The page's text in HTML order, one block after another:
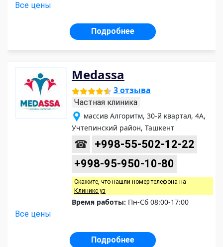
Все цены
Подробнее
Medassa
3 отзыва
Частная клиника
массив Алгоритм, 30-й квартал, 4А,
Учтепинский район, Ташкент
☎
+998-55-502-12-22
+998-95-950-10-80
Скажите, что нашли номер телефона на
Клиникс уз
Время работы: Пн-Сб 08:00-17:00
Все цены
Подробнее